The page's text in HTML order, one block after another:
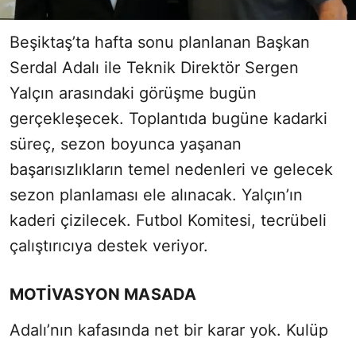
Beşiktaş’ta hafta sonu planlanan Başkan
Serdal Adalı ile Teknik Direktör Sergen
Yalçın arasındaki görüşme bugün
gerçekleşecek. Toplantıda bugüne kadarki
süreç, sezon boyunca yaşanan
başarısızlıkların temel nedenleri ve gelecek
sezon planlaması ele alınacak. Yalçın’ın
kaderi çizilecek. Futbol Komitesi, tecrübeli
çalıştırıcıya destek veriyor.
MOTİVASYON MASADA
Adalı’nın kafasında net bir karar yok. Kulüp